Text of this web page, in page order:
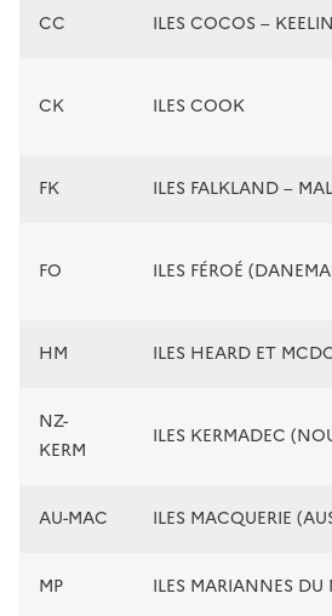
CC ILES COCOS –
CK ILES COOK
FK ILES FALKLAND –
FO ILES FÉROÉ
HM ILES HEARD ET
NZ-
KERM
ILES KERMADEC
AU-MAC ILES MACQUERIE
MP ILES MARIANNES